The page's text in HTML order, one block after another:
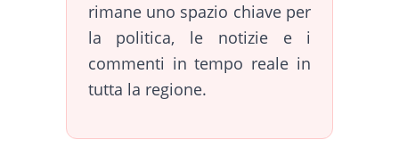
rimane uno spazio chiave per
la politica, le notizie e i
commenti in tempo reale in
tutta la regione.